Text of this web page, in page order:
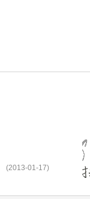
(2013-01-17)